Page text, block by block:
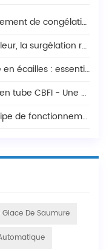
crevettes et température de congélation
spirale ou à simple spirale, et quelle est la différence ?
le mélange de béton et la fabrication d'aliments
pour vos besoins de production de glace
dispositifs de congélation rapide courants
De Saumure